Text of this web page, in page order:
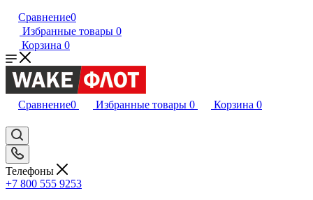
Сравнение0
Избранные товары 0
Корзина 0
Сравнение0 Избранные товары 0 Корзина 0
Телефоны
+7 800 555 9253